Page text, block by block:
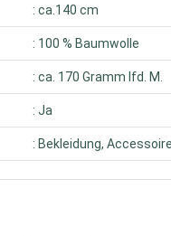
: ca.140 cm
: 100 % Baumwolle
: ca. 170 Gramm lfd. M.
: Ja
: Bekleidung,